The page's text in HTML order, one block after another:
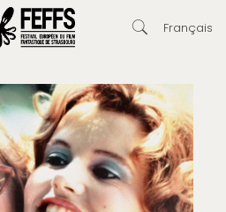
Français